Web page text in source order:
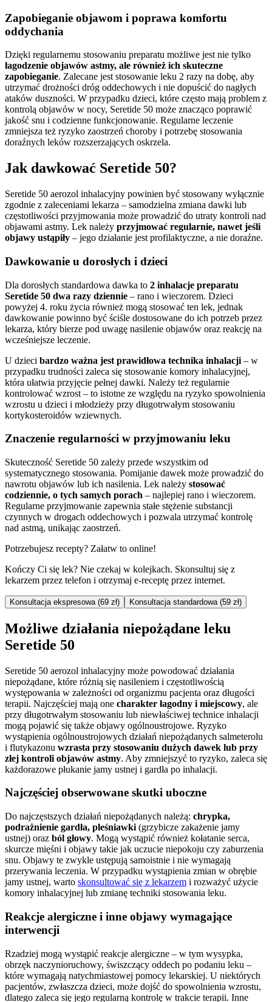
Zapobieganie objawom i poprawa komfortu
oddychania
Dzięki regularnemu stosowaniu preparatu możliwe jest nie tylko
łagodzenie objawów astmy, ale również ich skuteczne
zapobieganie. Zalecane jest stosowanie leku 2 razy na dobę, aby
utrzymać drożności dróg oddechowych i nie dopuścić do nagłych
ataków duszności. W przypadku dzieci, które często mają problem z
kontrolą objawów w nocy, Seretide 50 może znacząco poprawić
jakość snu i codzienne funkcjonowanie. Regularne leczenie
zmniejsza też ryzyko zaostrzeń choroby i potrzebę stosowania
doraźnych leków rozszerzających oskrzela.
Jak dawkować Seretide 50?
Seretide 50 aerozol inhalacyjny powinien być stosowany wyłącznie
zgodnie z zaleceniami lekarza – samodzielna zmiana dawki lub
częstotliwości przyjmowania może prowadzić do utraty kontroli nad
objawami astmy. Lek należy przyjmować regularnie, nawet jeśli
objawy ustąpiły – jego działanie jest profilaktyczne, a nie doraźne.
Dawkowanie u dorosłych i dzieci
Dla dorosłych standardowa dawka to 2 inhalacje preparatu
Seretide 50 dwa razy dziennie – rano i wieczorem. Dzieci
powyżej 4. roku życia również mogą stosować ten lek, jednak
dawkowanie powinno być ściśle dostosowane do ich potrzeb przez
lekarza, który bierze pod uwagę nasilenie objawów oraz reakcję na
wcześniejsze leczenie.
U dzieci bardzo ważna jest prawidłowa technika inhalacji – w
przypadku trudności zaleca się stosowanie komory inhalacyjnej,
która ułatwia przyjęcie pełnej dawki. Należy też regularnie
kontrolować wzrost – to istotne ze względu na ryzyko spowolnienia
wzrostu u dzieci i młodzieży przy długotrwałym stosowaniu
kortykosteroidów wziewnych.
Znaczenie regularności w przyjmowaniu leku
Skuteczność Seretide 50 zależy przede wszystkim od
systematycznego stosowania. Pomijanie dawek może prowadzić do
nawrotu objawów lub ich nasilenia. Lek należy stosować
codziennie, o tych samych porach – najlepiej rano i wieczorem.
Regularne przyjmowanie zapewnia stałe stężenie substancji
czynnych w drogach oddechowych i pozwala utrzymać kontrolę
nad astmą, unikając zaostrzeń.
Potrzebujesz recepty? Załatw to online!
Kończy Ci się lek? Nie czekaj w kolejkach. Skonsultuj się z
lekarzem przez telefon i otrzymaj e-receptę przez internet.
Konsultacja ekspresowa (69 zł) Konsultacja standardowa (59 zł)
Możliwe działania niepożądane leku
Seretide 50
Seretide 50 aerozol inhalacyjny może powodować działania
niepożądane, które różnią się nasileniem i częstotliwością
występowania w zależności od organizmu pacjenta oraz długości
terapii. Najczęściej mają one charakter łagodny i miejscowy, ale
przy długotrwałym stosowaniu lub niewłaściwej technice inhalacji
mogą pojawić się także objawy ogólnoustrojowe. Ryzyko
wystąpienia ogólnoustrojowych działań niepożądanych salmeterolu
i flutykazonu wzrasta przy stosowaniu dużych dawek lub przy
złej kontroli objawów astmy. Aby zmniejszyć to ryzyko, zaleca się
każdorazowe płukanie jamy ustnej i gardła po inhalacji.
Najczęściej obserwowane skutki uboczne
Do najczęstszych działań niepożądanych należą: chrypka,
podrażnienie gardła, pleśniawki (grzybicze zakażenie jamy
ustnej) oraz ból głowy. Mogą wystąpić również kołatanie serca,
skurcze mięśni i objawy takie jak uczucie niepokoju czy zaburzenia
snu. Objawy te zwykle ustępują samoistnie i nie wymagają
przerywania leczenia. W przypadku wystąpienia zmian w obrębie
jamy ustnej, warto skonsultować się z lekarzem i rozważyć użycie
komory inhalacyjnej lub zmianę techniki stosowania leku.
Reakcje alergiczne i inne objawy wymagające
interwencji
Rzadziej mogą wystąpić reakcje alergiczne – w tym wysypka,
obrzęk naczynioruchowy, świszczący oddech po podaniu leku –
które wymagają natychmiastowej pomocy lekarskiej. U niektórych
pacjentów, zwłaszcza dzieci, może dojść do spowolnienia wzrostu,
dlatego zaleca się jego regularną kontrolę w trakcie terapii. Inne